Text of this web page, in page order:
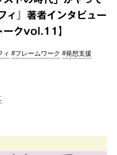
ィ』著者インタビュー
ークvol.11】
ィ #フレームワーク #発想支援